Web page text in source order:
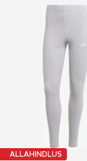
ALLAHINDLUS